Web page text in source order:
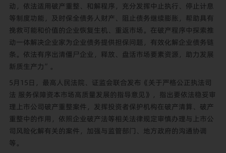
动，依法适用破产重整、和解程序，充分发挥中止执行、停止计息
等制度功能，及时保全债务人财产、阻止债务继续膨胀，帮助具有
挽救可能和价值的企业恢复生机、重返市场。在破产程序中探索推
动一体解决企业家为企业债务提供担保问题，有效化解企业债务链
条。依法有序出清僵尸企业，释放、盘活市场要素资源，助力发展
新质生产力”。
5月15日，最高人民法院、证监会联合发布《关于严格公正执法司
法 服务保障资本市场高质量发展的指导意见》，指出要依法稳妥审
理上市公司破产重整案件，发挥投资者保护机构在破产清算、破产
重整中的作用，依照企业破产法等相关法律规定审慎办理与上市公
司风险化解有关的案件，加强与监管部门、地方政府的沟通协调
等。